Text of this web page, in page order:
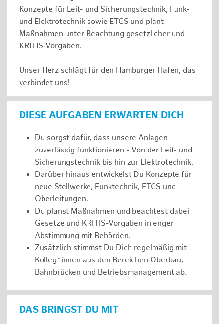
Konzepte für Leit- und Sicherungstechnik, Funk‑
und Elektrotechnik sowie ETCS und plant
Maßnahmen unter Beachtung gesetzlicher und
KRITIS‑Vorgaben.
Unser Herz schlägt für den Hamburger Hafen, das
verbindet uns!
DIESE AUFGABEN ERWARTEN DICH
Du sorgst dafür, dass unsere Anlagen
zuverlässig funktionieren - Von der Leit- und
Sicherungstechnik bis hin zur Elektrotechnik.
Darüber hinaus entwickelst Du Konzepte für
neue Stellwerke, Funktechnik, ETCS und
Oberleitungen.
Du planst Maßnahmen und beachtest dabei
Gesetze und KRITIS-Vorgaben in enger
Abstimmung mit Behörden.
Zusätzlich stimmst Du Dich regelmäßig mit
Kolleg*innen aus den Bereichen Oberbau,
Bahnbrücken und Betriebsmanagement ab.
DAS BRINGST DU MIT